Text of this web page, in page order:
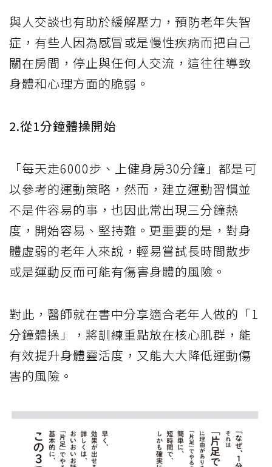
與人交談也有助於緩解壓力，預防老年失智
症，有些人因為感冒或是慢性疾病而把自己
關在房間，停止與任何人交流，這往往導致
身體和心理方面的脆弱。
2.從1分鐘體操開始
「每天走6000步、上健身房30分鐘」都是可
以參考的運動策略，然而，建立運動習慣並
不是件容易的事，也因此常出現三分鐘熱
度，開始容易、堅持難。更重要的是，對身
體虛弱的老年人來說，輕易嘗試長時間散步
或是運動反而可能有傷害身體的風險。
對此，醫師就在書中分享適合老年人做的「1
分鐘體操」，將訓練重點放在核心肌群，能
有效提升身體靈活度，又能大大降低運動傷
害的風險。